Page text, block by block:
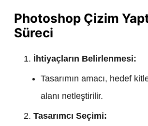
Photoshop Çizim
Süreci
İhtiyaçların Belirlenmesi:
Tasarımın amacı, hedef
alanı netleştirilir.
Tasarımcı Seçimi: